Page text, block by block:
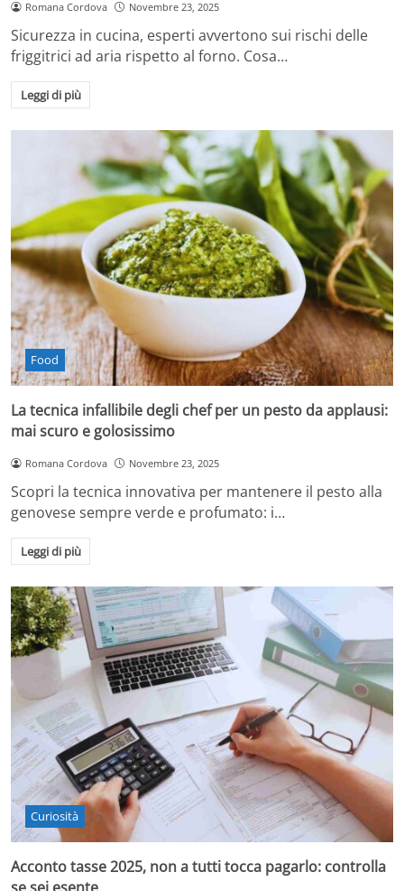
Romana Cordova Novembre 23, 2025
Sicurezza in cucina, esperti avvertono sui rischi delle
friggitrici ad aria rispetto al forno. Cosa…
Leggi di più
Food
La tecnica infallibile degli chef per un pesto da applausi:
mai scuro e golosissimo
Romana Cordova Novembre 23, 2025
Scopri la tecnica innovativa per mantenere il pesto alla
genovese sempre verde e profumato: i…
Leggi di più
Curiosità
Acconto tasse 2025, non a tutti tocca pagarlo: controlla
se sei esente